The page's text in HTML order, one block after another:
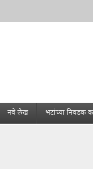
नवे लेख भटांच्या निवडक